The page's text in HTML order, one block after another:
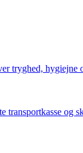
tryghed, hygiejne
transportkasse og